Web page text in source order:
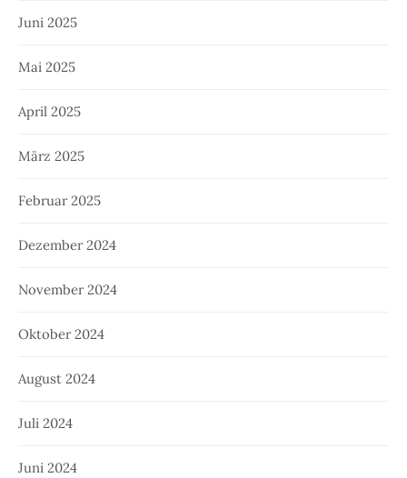
Juni 2025
Mai 2025
April 2025
März 2025
Februar 2025
Dezember 2024
November 2024
Oktober 2024
August 2024
Juli 2024
Juni 2024